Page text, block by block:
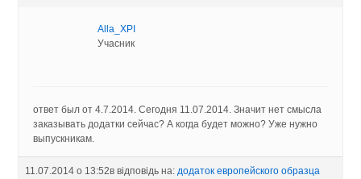
Alla_XPI
Учасник
ответ был от 4.7.2014. Сегодня 11.07.2014. Значит нет смысла
заказывать додатки сейчас? А когда будет можно? Уже нужно
выпускникам.
11.07.2014 о 13:52в відповідь на:додаток европейского образца